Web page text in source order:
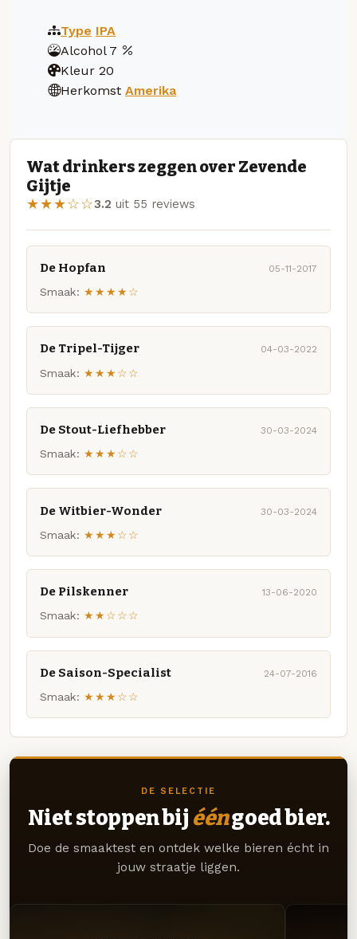
Type IPA
Alcohol 7
Kleur 20
Herkomst Amerika
Wat drinkers zeggen over Zevende
Gijtje
★★★☆☆3.2 uit 55 reviews
De Hopfan 05-11-2017
Smaak: ★★★★☆
De Tripel-Tijger 04-03-2022
Smaak: ★★★☆☆
De Stout-Liefhebber 30-03-2024
Smaak: ★★★☆☆
De Witbier-Wonder 30-03-2024
Smaak: ★★★☆☆
De Pilskenner 13-06-2020
Smaak: ★★☆☆☆
De Saison-Specialist 24-07-2016
Smaak: ★★★☆☆
DE SELECTIE
Niet stoppen bij ééngoed bier.
Doe de smaaktest en ontdek welke bieren écht in
jouw straatje liggen.